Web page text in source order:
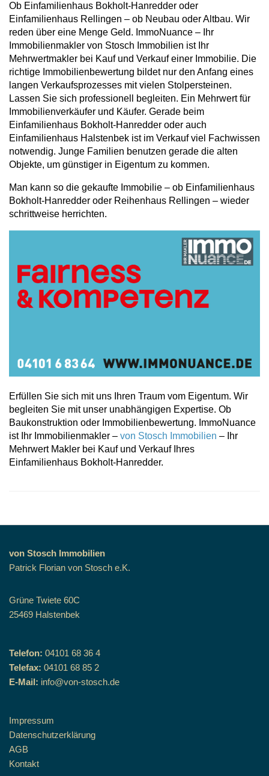
Ob Einfamilienhaus Bokholt-Hanredder oder
Einfamilienhaus Rellingen – ob Neubau oder Altbau. Wir
reden über eine Menge Geld. ImmoNuance – Ihr
Immobilienmakler von Stosch Immobilien ist Ihr
Mehrwertmakler bei Kauf und Verkauf einer Immobilie. Die
richtige Immobilienbewertung bildet nur den Anfang eines
langen Verkaufsprozesses mit vielen Stolpersteinen.
Lassen Sie sich professionell begleiten. Ein Mehrwert für
Immobilienverkäufer und Käufer. Gerade beim
Einfamilienhaus Bokholt-Hanredder oder auch
Einfamilienhaus Halstenbek ist im Verkauf viel Fachwissen
notwendig. Junge Familien benutzen gerade die alten
Objekte, um günstiger in Eigentum zu kommen.
Man kann so die gekaufte Immobilie – ob Einfamilienhaus
Bokholt-Hanredder oder Reihenhaus Rellingen – wieder
schrittweise herrichten.
Erfüllen Sie sich mit uns Ihren Traum vom Eigentum. Wir
begleiten Sie mit unser unabhängigen Expertise. Ob
Baukonstruktion oder Immobilienbewertung. ImmoNuance
ist Ihr Immobilienmakler – von Stosch Immobilien – Ihr
Mehrwert Makler bei Kauf und Verkauf Ihres
Einfamilienhaus Bokholt-Hanredder.
von Stosch Immobilien
Patrick Florian von Stosch e.K.
Grüne Twiete 60C
25469 Halstenbek
Telefon: 04101 68 36 4
Telefax: 04101 68 85 2
E-Mail: info@von-stosch.de
Impressum
Datenschutzerklärung
AGB
Kontakt